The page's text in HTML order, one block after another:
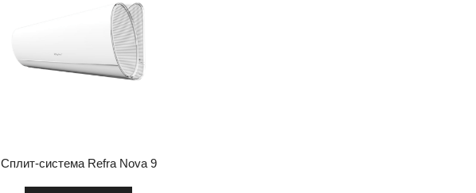
Сплит-система Refra Nova 9